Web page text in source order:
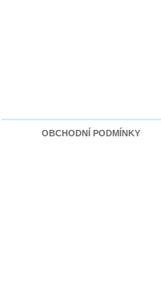
OBCHODNÍ PODMÍNKY